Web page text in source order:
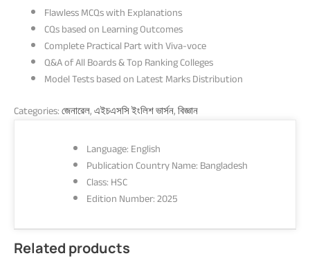
Flawless MCQs with Explanations
CQs based on Learning Outcomes
Complete Practical Part with Viva-voce
Q&A of All Boards & Top Ranking Colleges
Model Tests based on Latest Marks Distribution
Categories:জেনারেল,এইচএসসি ইংলিশ ভার্সন,বিজ্ঞান
Language: English
Publication Country Name: Bangladesh
Class: HSC
Edition Number: 2025
Related products